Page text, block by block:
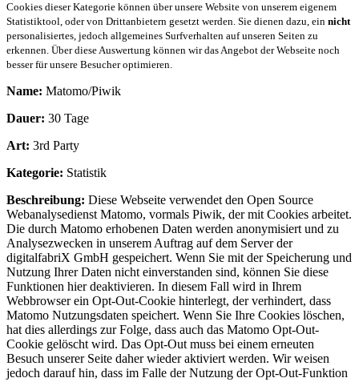
Cookies dieser Kategorie können über unsere Website von unserem eigenem
Statistiktool, oder von Drittanbietern gesetzt werden. Sie dienen dazu, ein nicht
personalisiertes, jedoch allgemeines Surfverhalten auf unseren Seiten zu
erkennen. Über diese Auswertung können wir das Angebot der Webseite noch
besser für unsere Besucher optimieren.
Name: Matomo/Piwik
Dauer: 30 Tage
Art: 3rd Party
Kategorie: Statistik
Beschreibung: Diese Webseite verwendet den Open Source
Webanalysedienst Matomo, vormals Piwik, der mit Cookies arbeitet.
Die durch Matomo erhobenen Daten werden anonymisiert und zu
Analysezwecken in unserem Auftrag auf dem Server der
digitalfabriX GmbH gespeichert. Wenn Sie mit der Speicherung und
Nutzung Ihrer Daten nicht einverstanden sind, können Sie diese
Funktionen hier deaktivieren. In diesem Fall wird in Ihrem
Webbrowser ein Opt-Out-Cookie hinterlegt, der verhindert, dass
Matomo Nutzungsdaten speichert. Wenn Sie Ihre Cookies löschen,
hat dies allerdings zur Folge, dass auch das Matomo Opt-Out-
Cookie gelöscht wird. Das Opt-Out muss bei einem erneuten
Besuch unserer Seite daher wieder aktiviert werden. Wir weisen
jedoch darauf hin, dass im Falle der Nutzung der Opt-Out-Funktion